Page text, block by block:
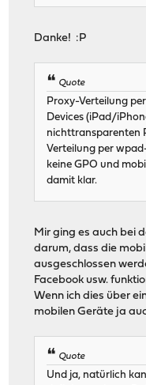
Danke! :P
Quote
Proxy-Verteilung
Devices (iPad/
nichttransparenten
Verteilung per
keine GPO und
damit klar.
Mir ging es auch bei
darum, dass die
ausgeschlossen
Facebook usw.
Wenn ich dies über
mobilen Geräte ja
Quote
Und ja, natürlich